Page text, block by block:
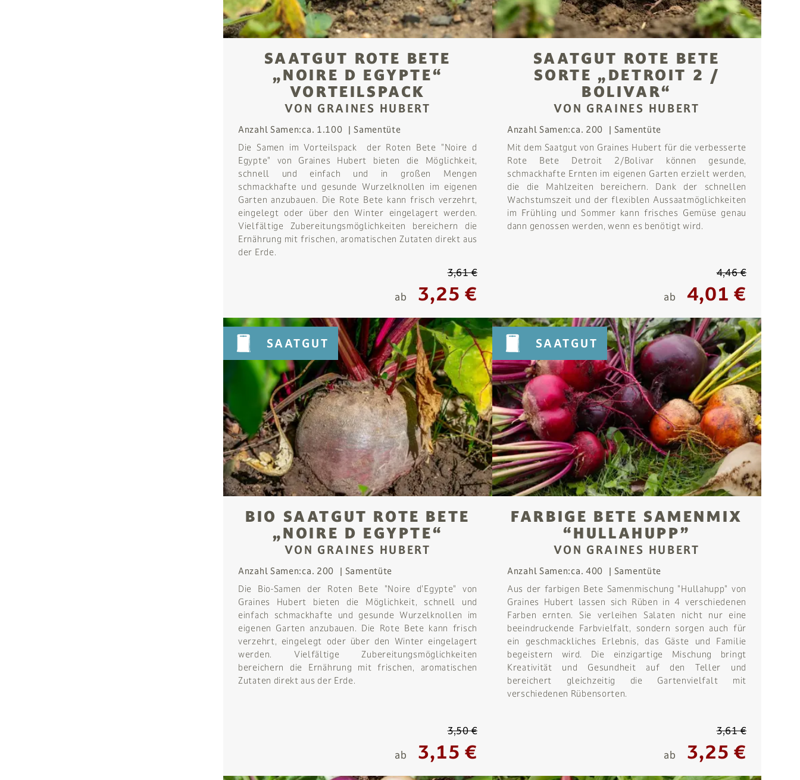
SAATGUT ROTE BETE
„NOIRE D EGYPTE“
VORTEILSPACK
VON GRAINES HUBERT
Anzahl Samen:ca. 1.100
Samentüte
Die Samen im Vorteilspack der Roten Bete "Noire d
Egypte" von Graines Hubert bieten die Möglichkeit,
schnell und einfach und in großen Mengen
schmackhafte und gesunde Wurzelknollen im eigenen
Garten anzubauen. Die Rote Bete kann frisch verzehrt,
eingelegt oder über den Winter eingelagert werden.
Vielfältige Zubereitungsmöglichkeiten bereichern die
Ernährung mit frischen, aromatischen Zutaten direkt aus
der Erde.
3,61 €
ab
3,25 €
SAATGUT ROTE BETE
SORTE „DETROIT 2 /
BOLIVAR“
VON GRAINES HUBERT
Anzahl Samen:ca. 200
Samentüte
Mit dem Saatgut von Graines Hubert für die verbesserte
Rote Bete Detroit 2/Bolivar können gesunde,
schmackhafte Ernten im eigenen Garten erzielt werden,
die die Mahlzeiten bereichern. Dank der schnellen
Wachstumszeit und der flexiblen Aussaatmöglichkeiten
im Frühling und Sommer kann frisches Gemüse genau
dann genossen werden, wenn es benötigt wird.
4,46 €
ab
4,01 €
SAATGUT
BIO SAATGUT ROTE BETE
„NOIRE D EGYPTE“
VON GRAINES HUBERT
Anzahl Samen:ca. 200
Samentüte
Die Bio-Samen der Roten Bete "Noire d'Egypte" von
Graines Hubert bieten die Möglichkeit, schnell und
einfach schmackhafte und gesunde Wurzelknollen im
eigenen Garten anzubauen. Die Rote Bete kann frisch
verzehrt, eingelegt oder über den Winter eingelagert
werden. Vielfältige Zubereitungsmöglichkeiten
bereichern die Ernährung mit frischen, aromatischen
Zutaten direkt aus der Erde.
3,50 €
ab
3,15 €
SAATGUT
FARBIGE BETE SAMENMIX
“HULLAHUPP”
VON GRAINES HUBERT
Anzahl Samen:ca. 400
Samentüte
Aus der farbigen Bete Samenmischung "Hullahupp" von
Graines Hubert lassen sich Rüben in 4 verschiedenen
Farben ernten. Sie verleihen Salaten nicht nur eine
beeindruckende Farbvielfalt, sondern sorgen auch für
ein geschmackliches Erlebnis, das Gäste und Familie
begeistern wird. Die einzigartige Mischung bringt
Kreativität und Gesundheit auf den Teller und
bereichert gleichzeitig die Gartenvielfalt mit
verschiedenen Rübensorten.
3,61 €
ab
3,25 €